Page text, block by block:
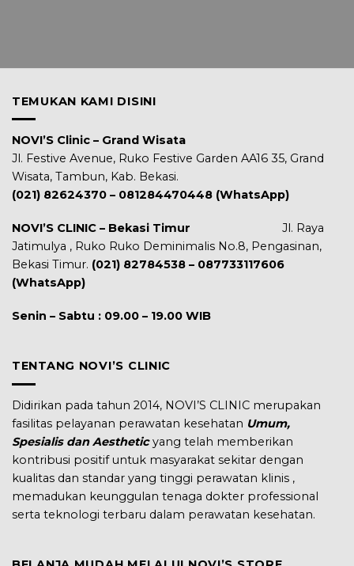
TEMUKAN KAMI DISINI
NOVI’S Clinic – Grand Wisata
Jl. Festive Avenue, Ruko Festive Garden AA16 35, Grand
Wisata, Tambun, Kab. Bekasi.
(021) 82624370 – 081284470448 (WhatsApp)
NOVI’S CLINIC – Bekasi Timur Jl. Raya
Jatimulya , Ruko Ruko Deminimalis No.8, Pengasinan,
Bekasi Timur. (021) 82784538 – 087733117606
(WhatsApp)
Senin – Sabtu : 09.00 – 19.00 WIB
TENTANG NOVI’S CLINIC
Didirikan pada tahun 2014, NOVI’S CLINIC merupakan
fasilitas pelayanan perawatan kesehatan Umum,
Spesialis dan Aestheticyang telah memberikan
kontribusi positif untuk masyarakat sekitar dengan
kualitas dan standar yang tinggi perawatan klinis ,
memadukan keunggulan tenaga dokter professional
serta teknologi terbaru dalam perawatan kesehatan.